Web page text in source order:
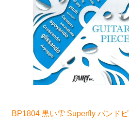
BP1804 黒い雫 Superfly バンド